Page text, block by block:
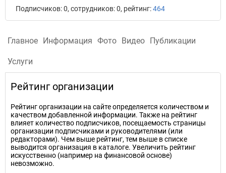
Подписчиков: 0, сотрудников: 0, рейтинг:464
Главное Информация Фото Видео Публикации
Услуги
Рейтинг организации
Рейтинг организации на сайте определяется количеством и
качеством добавленной информации. Также на рейтинг
влияет количество подписчиков, посещаемость страницы
организации подписчиками и руководителями (или
редакторами). Чем выше рейтинг, тем выше в списке
выводится организация в каталоге. Увеличить рейтинг
искусственно (например на финансовой основе)
невозможно.